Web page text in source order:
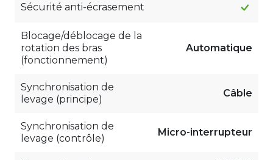
Sécurité anti-écrasement
Blocage/déblocage de la
rotation des bras
(fonctionnement)
Automatique
Synchronisation de
levage (principe)
Câble
Synchronisation de
levage (contrôle)
Micro-interrupteur